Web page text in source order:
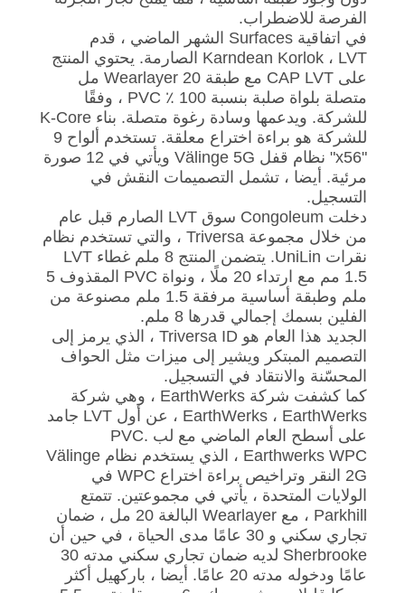
الفرصة للاضطراب.
في اتفاقية Surfaces الشهر الماضي ، قدم
Karndean Korlok ، LVT الصارمة. يحتوي المنتج
على CAP LVT مع طبقة Wearlayer 20 مل
متصلة بلواة صلبة بنسبة 100 ٪ PVC ، وفقًا
للشركة. ويدعمها وسادة رغوة متصلة. بناء K-Core
للشركة هو براءة اختراع معلقة. تستخدم ألواح 9
"x56" نظام قفل Välinge 5G ويأتي في 12 صورة
مرئية. أيضا ، تشمل التصميمات النقش في
التسجيل.
دخلت Congoleum سوق LVT الصارم قبل عام
من خلال مجموعة Triversa ، والتي تستخدم نظام
نقرات UniLin. يتضمن المنتج 8 ملم غطاء LVT
1.5 مم مع ارتداء 20 ملًا ، ونواة PVC المقذوف 5
ملم وطبقة أساسية مرفقة 1.5 ملم مصنوعة من
الفلين بسمك إجمالي قدرها 8 ملم.
الجديد هذا العام هو Triversa ID ، الذي يرمز إلى
التصميم المبتكر ويشير إلى ميزات مثل الحواف
المحسّنة والانتقاد في التسجيل.
كما كشفت شركة EarthWerks ، وهي شركة
EarthWerks ، EarthWerks ، عن أول LVT جامد
على أسطح العام الماضي مع لب PVC.
Earthwerks WPC ، الذي يستخدم نظام Välinge
2G النقر وتراخيص براءة اختراع WPC في
الولايات المتحدة ، يأتي في مجموعتين. تتمتع
Parkhill ، مع Wearlayer البالغة 20 مل ، ضمان
تجاري سكني و 30 عامًا مدى الحياة ، في حين أن
Sherbrooke لديه ضمان تجاري سكني مدته 30
عامًا ودخوله مدته 20 عامًا. أيضا ، باركهيل أكثر